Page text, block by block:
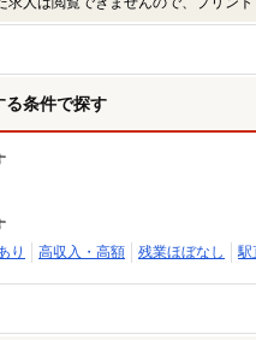
る条件で探す
り 高収入・高額 残業ほぼなし 駅